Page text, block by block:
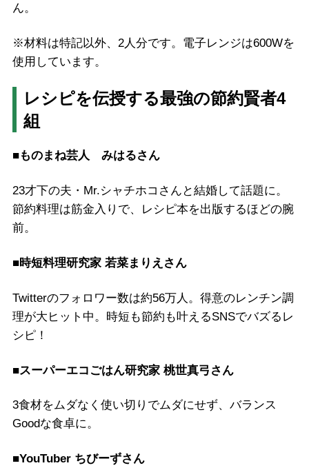
ん。
※材料は特記以外、2人分です。電子レンジは600Wを
使用しています。
レシピを伝授する最強の節約賢者4
組
■ものまね芸人 みはるさん
23才下の夫・Mr.シャチホコさんと結婚して話題に。
節約料理は筋金入りで、レシピ本を出版するほどの腕
前。
■時短料理研究家 若菜まりえさん
Twitterのフォロワー数は約56万人。得意のレンチン調
理が大ヒット中。時短も節約も叶えるSNSでバズるレ
シピ！
■スーパーエコごはん研究家 桃世真弓さん
3食材をムダなく使い切りでムダにせず、バランス
Goodな食卓に。
■YouTuber ちびーずさん